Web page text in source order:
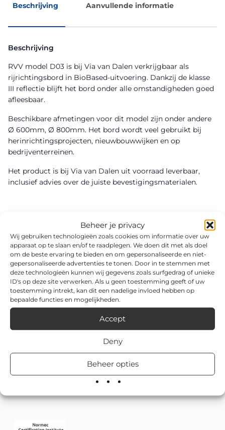
Beheer je privacy
Wij gebruiken technologieën zoals cookies om informatie over uw
apparaat op te slaan en/of te raadplegen. We doen dit met als doel
om de beste ervaring te bieden en om gepersonaliseerde en niet-
gepersonaliseerde advertenties te tonen. Door in te stemmen met
deze technologieën kunnen wij gegevens zoals surfgedrag of unieke
ID's op deze site verwerken. Als u geen toestemming geeft of uw
toestemming intrekt, kan dit een nadelige invloed hebben op
bepaalde functies en mogelijkheden.
Accept
Deny
Beheer opties
Beschrijving Aanvullende informatie
Beschrijving
RVV model D03 is bij Via van Dalen verkrijgbaar als
rijrichtingsbord in BioBased-uitvoering. Dankzij de klasse
III reflectie blijft het bord onder alle omstandigheden goed
afleesbaar.
Beschikbare afmetingen voor dit model zijn onder andere
Ø 600mm, Ø 800mm. Het bord wordt veel gebruikt bij
herinrichtingsprojecten, nieuwbouwwijken en op
bedrijventerreinen.
Het product is bij Via van Dalen uit voorraad leverbaar,
inclusief advies over de juiste bevestigingsmaterialen.